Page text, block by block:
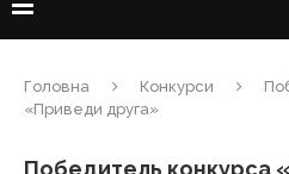
Головна Конкурси
«Приведи друга»
Победитель конкурса